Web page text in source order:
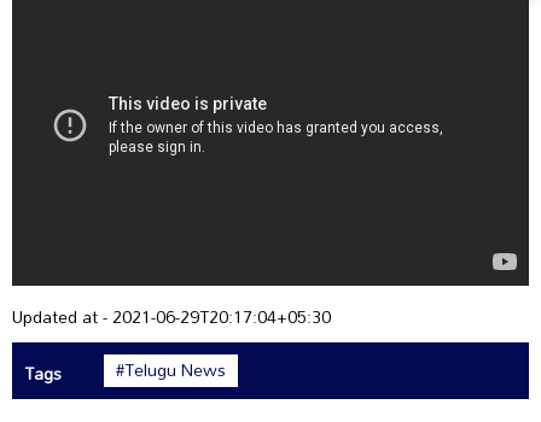
Updated at - 2021-06-29T20:17:04+05:30
Tags
#Telugu News